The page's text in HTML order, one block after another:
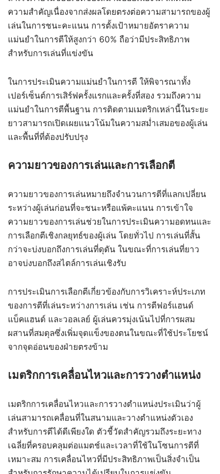
ความสำคัญเนื่องจากส่งผลโดยตรงต่อความสามารถของผู้
เล่นในการชนะคะแนน การตั้งเป้าหมายอัตราความ
แม่นยำในการตีให้สูงกว่า 60% ถือว่ามีประสิทธิภาพ
สำหรับการเล่นที่แข่งขัน
ในการประเมินความแม่นยำในการตี ให้พิจารณาทั้ง
เปอร์เซ็นต์การเสิร์ฟครั้งแรกและครั้งที่สอง รวมถึงความ
แม่นยำในการตีพื้นฐาน การติดตามเมตริกเหล่านี้ในระยะ
ยาวสามารถเปิดเผยแนวโน้มในความสม่ำเสมอของผู้เล่น
และพื้นที่ที่ต้องปรับปรุง
ความยาวของการเล่นและการเลือกตี
ความยาวของการเล่นหมายถึงจำนวนการตีที่แลกเปลี่ยน
ระหว่างผู้เล่นก่อนที่จะชนะหรือแพ้คะแนน การเข้าใจ
ความยาวของการเล่นช่วยในการประเมินความอดทนและ
การเลือกตีเชิงกลยุทธ์ของผู้เล่น โดยทั่วไป การเล่นที่สั้น
กว่าจะบ่งบอกถึงการเล่นที่ดุดัน ในขณะที่การเล่นที่ยาว
อาจบ่งบอกถึงสไตล์การเล่นเชิงรับ
การประเมินการเลือกตีเกี่ยวข้องกับการวิเคราะห์ประเภท
ของการตีที่เล่นระหว่างการเล่น เช่น การตีฟอร์แฮนด์
แบ็คแฮนด์ และวอลเลย์ ผู้เล่นควรมุ่งเน้นไปที่การผสม
ผสานที่สมดุลซึ่งเพิ่มจุดแข็งของตนในขณะที่ใช้ประโยชน์
จากจุดอ่อนของฝ่ายตรงข้าม
เมตริกการเคลื่อนไหวและการวางตำแหน่ง
เมตริกการเคลื่อนไหวและการวางตำแหน่งประเมินว่าผู้
เล่นสามารถเคลื่อนที่ในสนามและวางตำแหน่งตัวเอง
สำหรับการตีได้ดีเพียงใด ตัวชี้วัดสำคัญรวมถึงระยะทาง
เฉลี่ยที่ครอบคลุมต่อแมตช์และเวลาที่ใช้ในโซนการตีที่
เหมาะสม การเคลื่อนไหวที่มีประสิทธิภาพเป็นสิ่งจำเป็น